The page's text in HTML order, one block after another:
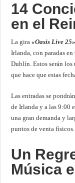
14
en el
La gira«Oasis Live 25»
Irlanda, con paradas
Dublín. Estos serán los
que hace que estas
Las entradas se
de Irlanda y a las 9:00
una gran demanda y
puntos de venta físicos.
Un
Música